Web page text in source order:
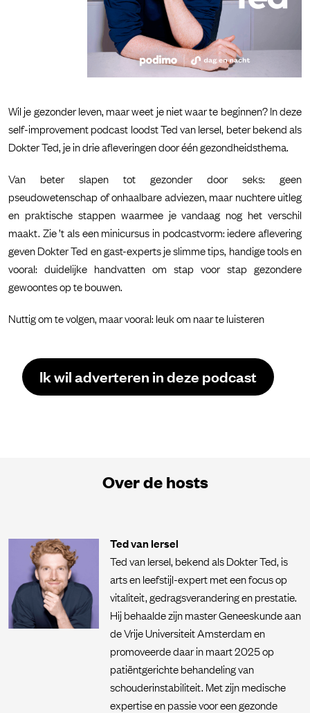
Wil je gezonder leven, maar weet je niet waar te beginnen? In deze
self-improvement podcast loodst Ted van Iersel, beter bekend als
Dokter Ted, je in drie afleveringen door één gezondheidsthema.
Van beter slapen tot gezonder door seks: geen
pseudowetenschap of onhaalbare adviezen, maar nuchtere uitleg
en praktische stappen waarmee je vandaag nog het verschil
maakt. Zie ’t als een minicursus in podcastvorm: iedere aflevering
geven Dokter Ted en gast-experts je slimme tips, handige tools en
vooral: duidelijke handvatten om stap voor stap gezondere
gewoontes op te bouwen.
Nuttig om te volgen, maar vooral: leuk om naar te luisteren
Ik wil adverteren in deze podcast
Over de hosts
Ted van Iersel
Ted van Iersel, bekend als Dokter Ted, is
arts en leefstijl-expert met een focus op
vitaliteit, gedragsverandering en prestatie.
Hij behaalde zijn master Geneeskunde aan
de Vrije Universiteit Amsterdam en
promoveerde daar in maart 2025 op
patiëntgerichte behandeling van
schouderinstabiliteit. Met zijn medische
expertise en passie voor een gezonde